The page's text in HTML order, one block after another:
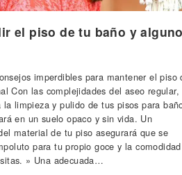
el piso de tu baño y
imperdibles para mantener el piso
Con las complejidades del aseo regular,
limpieza y pulido de tus pisos para
en un suelo opaco y sin vida. Un
material de tu piso asegurará que se
para tu propio goce y la
» Una adecuada…